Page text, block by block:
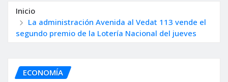
Inicio
La administración Avenida al Vedat 113 vende el
segundo premio de la Lotería Nacional del jueves
ECONOMÍA